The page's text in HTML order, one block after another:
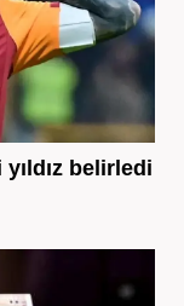
belirledi